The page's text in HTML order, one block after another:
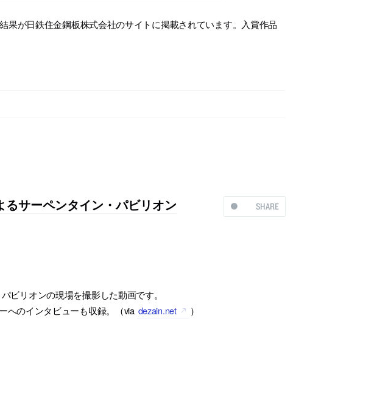
果が日鉄住金鋼板株式会社のサイトに掲載されています。入賞作品
SHARE
サーペンタイン・パビリオン
ビリオンの現場を撮影した動画です。
へのインタビューも収録。（via dezain.net ）